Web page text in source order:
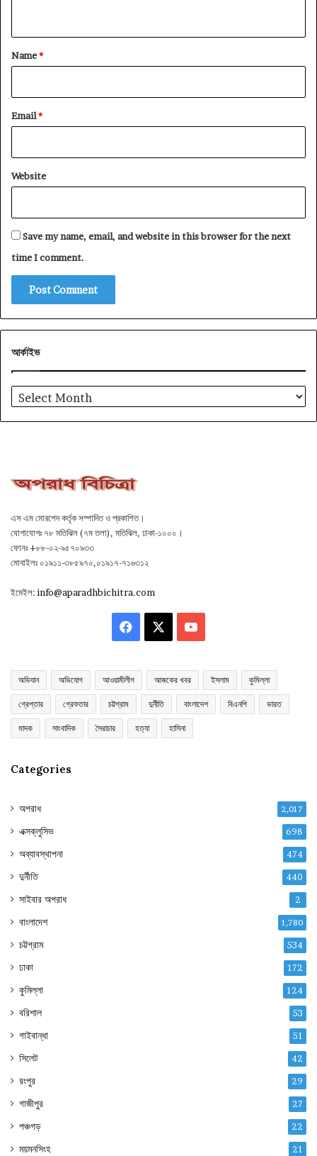
*
Name*
Email*
Website
Save my name, email, and website in this browser for the next
time I comment.
আর্কাইভ
আর্কাইভ
এস এম মোরশেদ কর্তৃক সম্পাদিত ও প্রকাশিত।
যোগাযোগঃ ৭৮ মতিঝিল (৭ম তলা), মতিঝিল, ঢাকা-১০০০।
ফোনঃ +৮৮-০২-৯৫৭০৯৩৩
মোবাইলঃ ০১৯১১-৩৮৫৯৭০,০১৯১৭-৭১৬৩১২
ইমেইল:info@aparadhbichitra.com
Facebook YouTube
অভিযান অভিযোগ আওয়ামীলীগ আজকের খবর ইসলাম কুমিল্লা
গ্রেপ্তার গ্রেফতার চট্টগ্রাম দুর্নীতি বাংলাদেশ বিএনপি ভারত
মাদক সাংবাদিক সৈরাচার হত্যা হাসিনা
Categories
অপরাধ 2,017
এক্সক্লুসিভ 698
অব্যাবস্থাপনা 474
দুর্নীতি 440
সাইবার অপরাধ 2
বাংলাদেশ 1,780
চট্টগ্রাম 534
ঢাকা 172
কুমিল্লা 124
বরিশাল 53
গাইবান্ধা 51
সিলেট 42
রংপুর 29
গাজীপুর 27
পঞ্চগড় 22
ময়মনসিংহ 21